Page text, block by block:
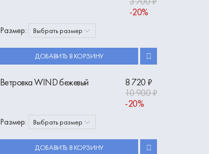
-20%
Размер: Выбрать размер
ДОБАВИТЬ В КОРЗИНУ
Ветровка WIND бежевый
8 720 ₽
10 900 ₽
-20%
Размер: Выбрать размер
ДОБАВИТЬ В КОРЗИНУ